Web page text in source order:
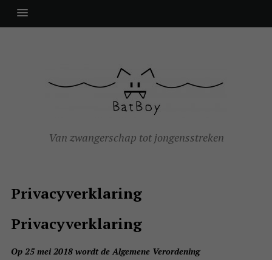
Van zwangerschap tot jongensstreken
Privacyverklaring
Privacyverklaring
Op 25mei 2018 wordt de Algemene Verordening